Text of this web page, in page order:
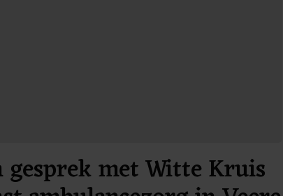
gesprek met Witte Kruis